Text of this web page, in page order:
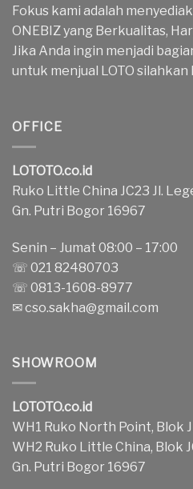
Fokus kami adalah
ONEBIZ yang Berkualitas,
Jika Anda ingin menjadi
untuk menjual LOTO silahkan
OFFICE
LOTOTO.co.id
Ruko Little China JC23 Jl.
Gn. Putri Bogor 16967
Senin – Jumat 08:00 – 17:00
☏ 021 82480703
☏ 0813-1608-8977
✉cso.sakha@gmail.com
SHOWROOM
LOTOTO.co.id
WH1 Ruko North Point, Blok
WH2 Ruko Little China, Blok
Gn. Putri Bogor 16967